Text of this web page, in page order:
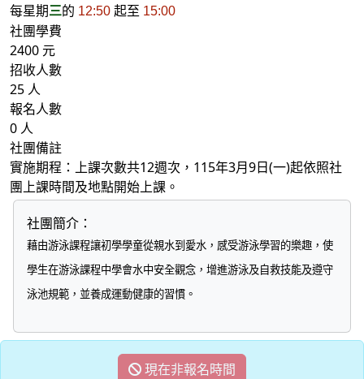
每星期三的 12:50 起至 15:00
社團學費
2400 元
招收人數
25 人
報名人數
0 人
社團備註
實施期程：上課次數共12週次，115年3月9日(一)起依照社
團上課時間及地點開始上課。
社團簡介：
藉由游泳課程讓初學學童從親水到愛水，感受游泳學習的樂趣，使
學生在游泳課程中學會水中安全觀念，增進游泳及自救技能及遵守
泳池規範，並養成運動健康的習慣。
現在非報名時間